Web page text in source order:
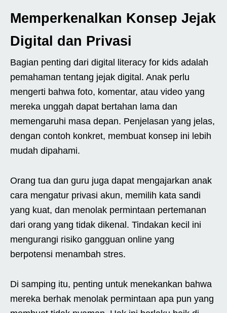
Memperkenalkan Konsep Jejak
Digital dan Privasi
Bagian penting dari digital literacy for kids adalah
pemahaman tentang jejak digital. Anak perlu
mengerti bahwa foto, komentar, atau video yang
mereka unggah dapat bertahan lama dan
memengaruhi masa depan. Penjelasan yang jelas,
dengan contoh konkret, membuat konsep ini lebih
mudah dipahami.
Orang tua dan guru juga dapat mengajarkan anak
cara mengatur privasi akun, memilih kata sandi
yang kuat, dan menolak permintaan pertemanan
dari orang yang tidak dikenal. Tindakan kecil ini
mengurangi risiko gangguan online yang
berpotensi menambah stres.
Di samping itu, penting untuk menekankan bahwa
mereka berhak menolak permintaan apa pun yang